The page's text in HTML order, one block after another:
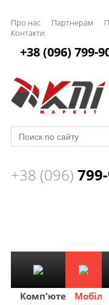
Про нас Партнерам
Контакти
+38 (096) 799-
+38 (096)
Комп'ютери